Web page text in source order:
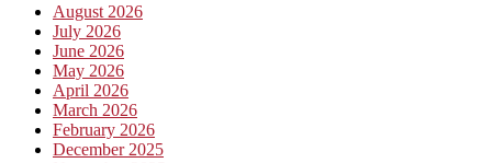
August 2026
July 2026
June 2026
May 2026
April 2026
March 2026
February 2026
December 2025